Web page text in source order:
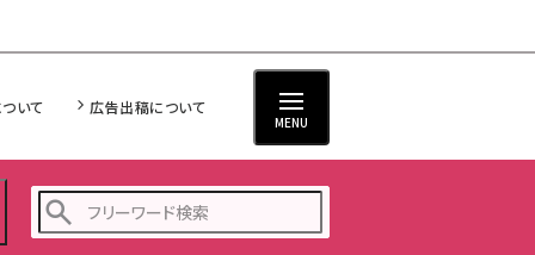
いて 広告出稿について
MENU